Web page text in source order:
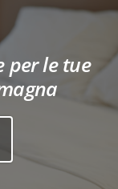
per le tue